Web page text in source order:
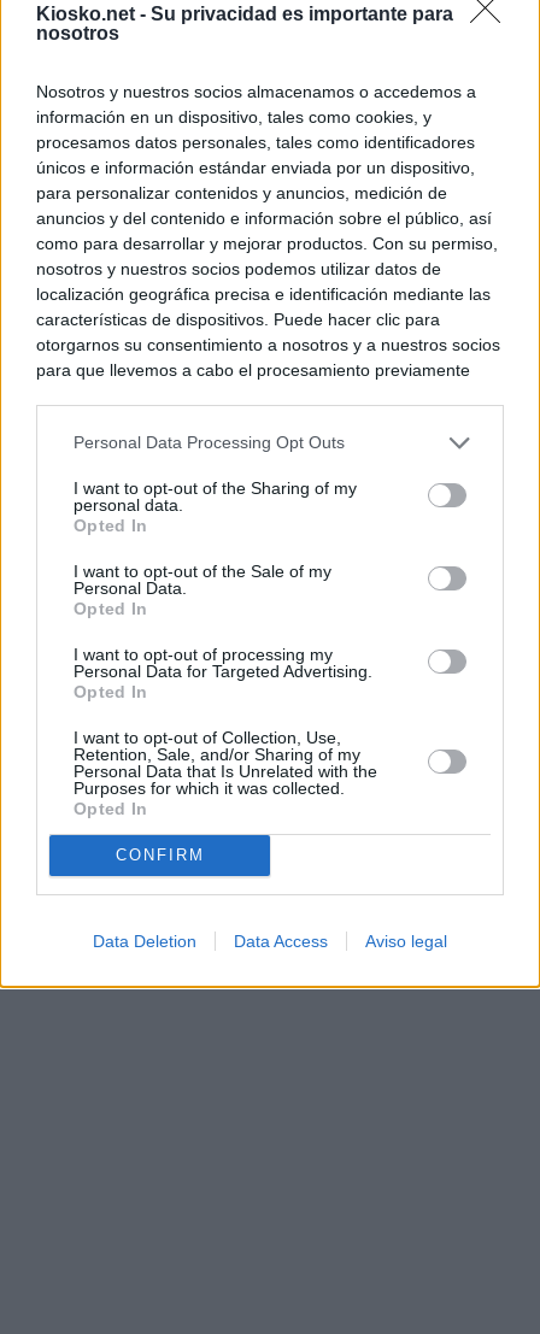
Kiosko.net - Su privacidad es importante para
nosotros
Nosotros y nuestros socios almacenamos o accedemos a
información en un dispositivo, tales como cookies, y
procesamos datos personales, tales como identificadores
únicos e información estándar enviada por un dispositivo,
para personalizar contenidos y anuncios, medición de
anuncios y del contenido e información sobre el público, así
como para desarrollar y mejorar productos. Con su permiso,
nosotros y nuestros socios podemos utilizar datos de
localización geográfica precisa e identificación mediante las
características de dispositivos. Puede hacer clic para
otorgarnos su consentimiento a nosotros y a nuestros socios
para que llevemos a cabo el procesamiento previamente
negar su consentimiento. Tenga en cuenta que algún
de su consentimiento, pero usted tiene el derecho de
rechazar tal procesamiento. Sus preferencias se aplicarán
cualquier momento entrando de nuevo en este sitio web o
visitando nuestra política de privacidad.
Personal Data Processing Opt Outs
I want to opt-out of the Sharing of my
personal data.
Opted In
I want to opt-out of the Sale of my
Personal Data.
Opted In
I want to opt-out of processing my
Personal Data for Targeted Advertising.
Opted In
I want to opt-out of Collection, Use,
Retention, Sale, and/or Sharing of my
Personal Data that Is Unrelated with the
Purposes for which it was collected.
Opted In
CONFIRM
Data Deletion Data Access Aviso legal